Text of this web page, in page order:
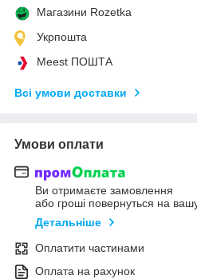
Магазини Rozetka
Укрпошта
Meest ПОШТА
Всі умови доставки
Умови оплати
Ви отримаєте замовлення
або гроші повернуться на
Детальніше
Оплатити частинами
Оплата на рахунок